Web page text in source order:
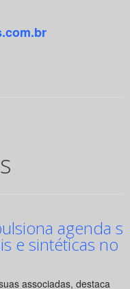
agenda
e sintéticas no
associadas, destaca